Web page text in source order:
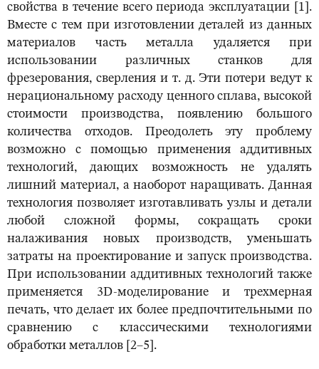
свойства в течение всего периода эксплуатации [1].
Вместе с тем при изготовлении деталей из данных
материалов часть металла удаляется при
использовании различных станков для
фрезерования, сверления и т. д. Эти потери ведут к
нерациональному расходу ценного сплава, высокой
стоимости производства, появлению большого
количества отходов. Преодолеть эту проблему
возможно с помощью применения аддитивных
технологий, дающих возможность не удалять
лишний материал, а наоборот наращивать. Данная
технология позволяет изготавливать узлы и детали
любой сложной формы, сокращать сроки
налаживания новых производств, уменьшать
затраты на проектирование и запуск производства.
При использовании аддитивных технологий также
применяется 3D-моделирование и трехмерная
печать, что делает их более предпочтительными по
сравнению с классическими технологиями
обработки металлов [2–5].